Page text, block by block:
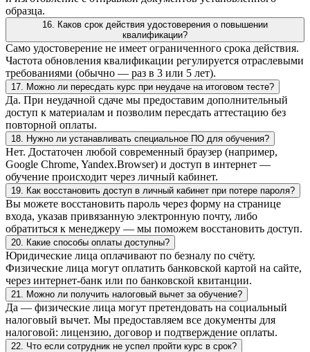
образца.
16. Каков срок действия удостоверения о повышении
квалификации?
Само удостоверение не имеет ограниченного срока действия.
Частота обновления квалификации регулируется отраслевыми
требованиями (обычно — раз в 3 или 5 лет).
17. Можно ли пересдать курс при неудаче на итоговом тесте?
Да. При неудачной сдаче мы предоставим дополнительный
доступ к материалам и позволим пересдать аттестацию без
повторной оплаты.
18. Нужно ли устанавливать специальное ПО для обучения?
Нет. Достаточен любой современный браузер (например,
Google Chrome, Yandex.Browser) и доступ в интернет —
обучение происходит через личный кабинет.
19. Как восстановить доступ в личный кабинет при потере пароля?
Вы можете восстановить пароль через форму на странице
входа, указав привязанную электронную почту, либо
обратиться к менеджеру — мы поможем восстановить доступ.
20. Какие способы оплаты доступны?
Юридические лица оплачивают по безналу по счёту.
Физические лица могут оплатить банковской картой на сайте,
через интернет-банк или по банковской квитанции.
21. Можно ли получить налоговый вычет за обучение?
Да — физические лица могут претендовать на социальный
налоговый вычет. Мы предоставляем все документы для
налоговой: лицензию, договор и подтверждение оплаты.
22. Что если сотрудник не успел пройти курс в срок?